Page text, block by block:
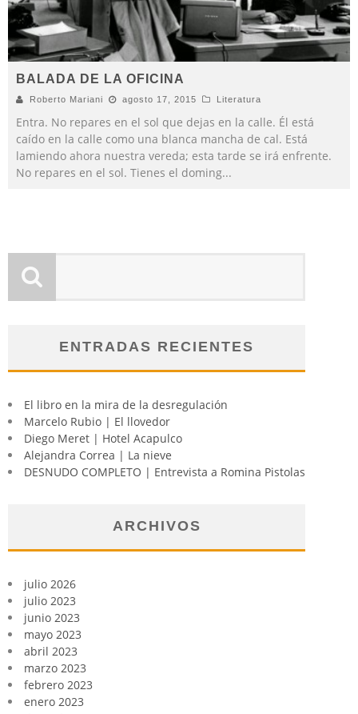
BALADA DE LA OFICINA
Roberto Mariani agosto 17, 2015 Literatura
Entra. No repares en el sol que dejas en la calle. Él está
caído en la calle como una blanca mancha de cal. Está
lamiendo ahora nuestra vereda; esta tarde se irá enfrente.
No repares en el sol. Tienes el doming...
ENTRADAS RECIENTES
El libro en la mira de la desregulación
Marcelo Rubio | El llovedor
Diego Meret | Hotel Acapulco
Alejandra Correa | La nieve
DESNUDO COMPLETO | Entrevista a Romina Pistolas
ARCHIVOS
julio 2026
julio 2023
junio 2023
mayo 2023
abril 2023
marzo 2023
febrero 2023
enero 2023